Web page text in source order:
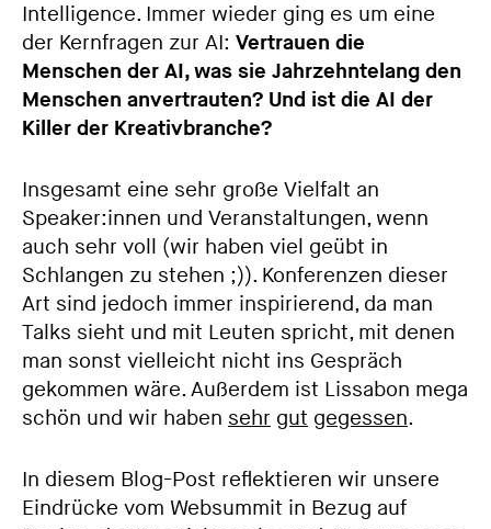
Intelligence. Immer wieder ging es um eine
der Kernfragen zur AI: Vertrauen die
Menschen der AI, was sie Jahrzehntelang den
Menschen anvertrauten? Und ist die AI der
Killer der Kreativbranche?
Insgesamt eine sehr große Vielfalt an
Speaker:innen und Veranstaltungen, wenn
auch sehr voll (wir haben viel geübt in
Schlangen zu stehen ;)). Konferenzen dieser
Art sind jedoch immer inspirierend, da man
Talks sieht und mit Leuten spricht, mit denen
man sonst vielleicht nicht ins Gespräch
gekommen wäre. Außerdem ist Lissabon mega
schön und wir haben sehr gut gegessen.
In diesem Blog-Post reflektieren wir unsere
Eindrücke vom Websummit in Bezug auf